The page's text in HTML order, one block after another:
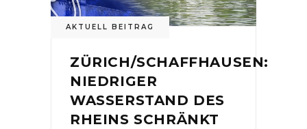
AKTUELL BEITRAG
ZÜRICH/SCHAFFHAUSEN:
NIEDRIGER
WASSERSTAND DES
RHEINS SCHRÄNKT